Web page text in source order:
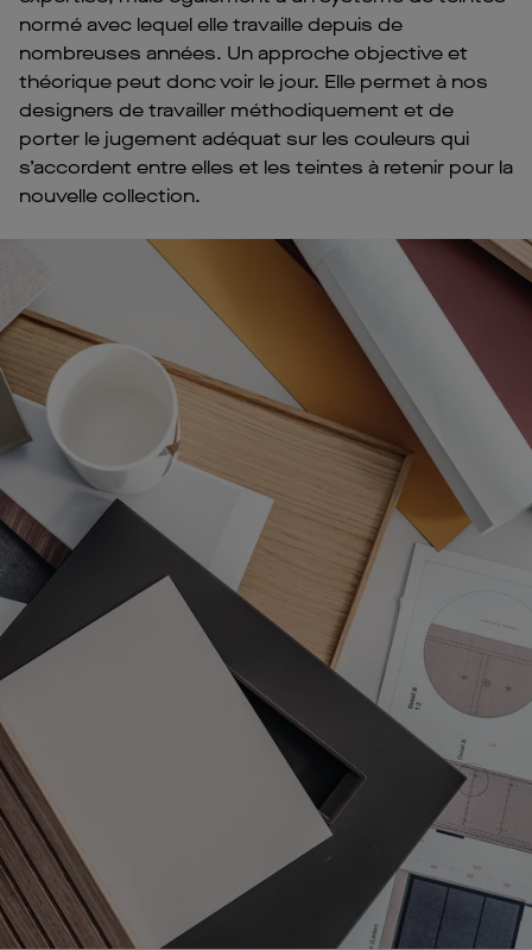
normé avec lequel elle travaille depuis de
nombreuses années. Un approche objective et
théorique peut donc voir le jour. Elle permet à nos
designers de travailler méthodiquement et de
porter le jugement adéquat sur les couleurs qui
s’accordent entre elles et les teintes à retenir pour la
nouvelle collection.